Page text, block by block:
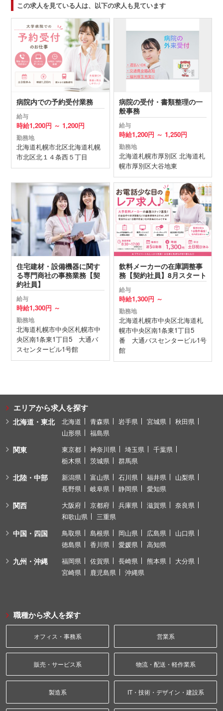
この求人を見ている人は、以下の求人も見ています
病院内での予約受付業務
給与
時給1,200円 ～ 1,200円
勤務地
北海道札幌市北区北海道札幌
市北区北１４条西５丁目
病院の受付・書類整理の一
般事務
給与
時給1,200円 ～ 1,250円
勤務地
北海道札幌市厚別区北海道札
幌市厚別区大谷地東
住宅建材・設備機器に関す
る専門商社の事務業務【契
約社員】
給与
時給1,300円 ～
勤務地
北海道札幌市中央区札幌市中
央区南1条東1丁目5 大通バ
スセンタービル1号館
飲料メーカーの在庫調整事
務【契約社員】8月スタート
給与
時給1,300円 ～
勤務地
北海道札幌市中央区北海道札
幌市中央区南1条東1丁目5
番 大通バスセンタービル1号
館
エリアから求人を探す
北海道・東北 北海道 青森県 岩手県 宮城県
秋田県
山形県
福島県
関東 東京都 神奈川県 埼玉県
千葉県
栃木県
茨城県 群馬県
北陸・中部 新潟県 富山県 石川県 福井県
山梨県
長野県
岐阜県 静岡県 愛知県
関西 大阪府 京都府 兵庫県 滋賀県
奈良県
和歌山県
三重県
中国・四国 鳥取県 島根県 岡山県 広島県
山口県
徳島県
香川県 愛媛県 高知県
九州・沖縄 福岡県 佐賀県 長崎県 熊本県
大分県
宮崎県
鹿児島県 沖縄県
職種から求人を探す
オフィス・事務系 営業系
販売・サービス系 物流・配送・軽作業系
製造系 IT・技術・デザイン・建設系